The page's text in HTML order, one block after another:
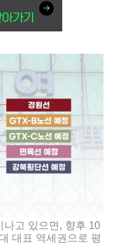
나고 있으면, 향후 10
대표 역세권으로 평